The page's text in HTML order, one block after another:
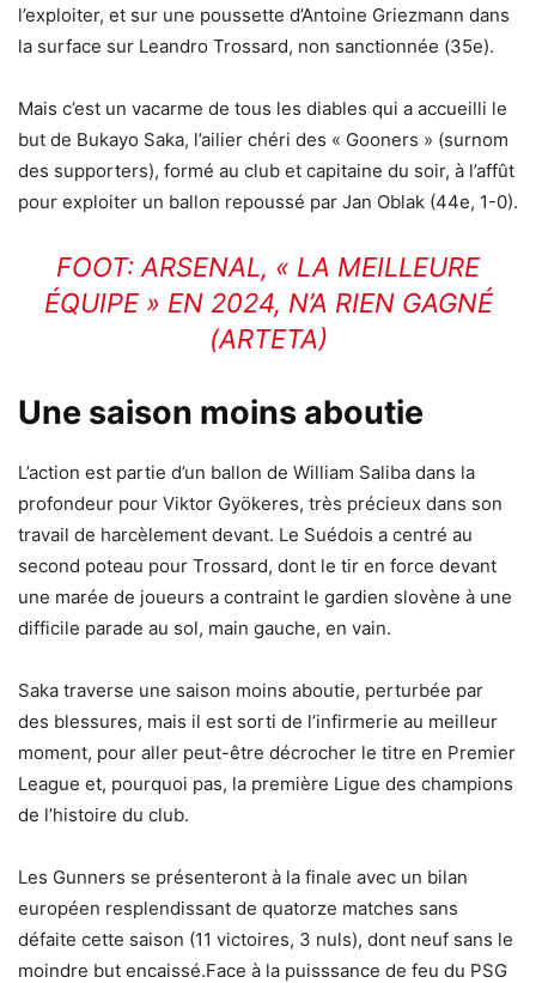
l’exploiter, et sur une poussette d’Antoine Griezmann dans
la surface sur Leandro Trossard, non sanctionnée (35e).
Mais c’est un vacarme de tous les diables qui a accueilli le
but de Bukayo Saka, l’ailier chéri des « Gooners » (surnom
des supporters), formé au club et capitaine du soir, à l’affût
pour exploiter un ballon repoussé par Jan Oblak (44e, 1-0).
FOOT: ARSENAL, « LA MEILLEURE
ÉQUIPE » EN 2024, N’A RIEN GAGNÉ
(ARTETA)
Une saison moins aboutie
L’action est partie d’un ballon de William Saliba dans la
profondeur pour Viktor Gyökeres, très précieux dans son
travail de harcèlement devant. Le Suédois a centré au
second poteau pour Trossard, dont le tir en force devant
une marée de joueurs a contraint le gardien slovène à une
difficile parade au sol, main gauche, en vain.
Saka traverse une saison moins aboutie, perturbée par
des blessures, mais il est sorti de l’infirmerie au meilleur
moment, pour aller peut-être décrocher le titre en Premier
League et, pourquoi pas, la première Ligue des champions
de l’histoire du club.
Les Gunners se présenteront à la finale avec un bilan
européen resplendissant de quatorze matches sans
défaite cette saison (11 victoires, 3 nuls), dont neuf sans le
moindre but encaissé.Face à la puisssance de feu du PSG